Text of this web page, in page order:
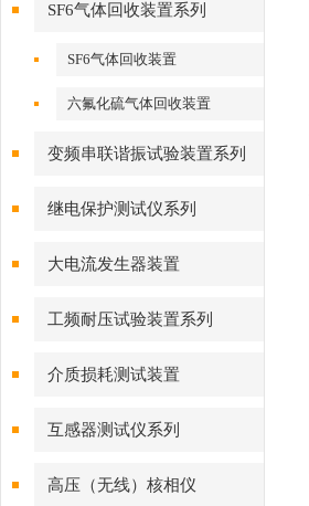
SF6气体回收装置系列
SF6气体回收装置
六氟化硫气体回收装置
变频串联谐振试验装置系列
继电保护测试仪系列
大电流发生器装置
工频耐压试验装置系列
介质损耗测试装置
互感器测试仪系列
高压（无线）核相仪